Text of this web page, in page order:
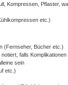
Kompressen, Pflaster,
etc.)
(Fernseher, Bücher etc.)
falls
sein
etc.)